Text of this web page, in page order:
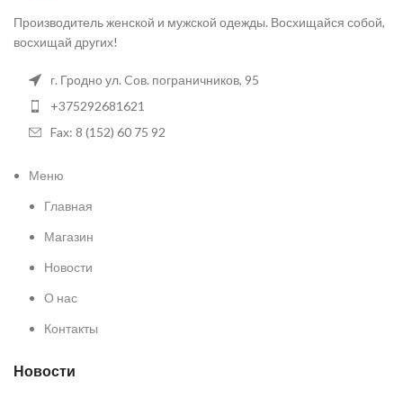
Производитель женской и мужской одежды. Восхищайся собой,
восхищай других!
г. Гродно ул. Cов. пограничников, 95
+375292681621
Fax: 8 (152) 60 75 92
Меню
Главная
Магазин
Новости
О нас
Контакты
Новости